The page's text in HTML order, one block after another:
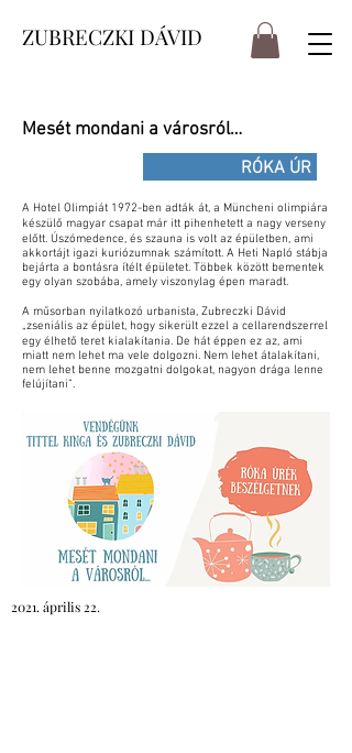
ZUBRECZKI DÁVID
Mesét mondani a városról…
RÓKA ÚR
A Hotel Olimpiát 1972-ben adták át, a Müncheni olimpiára
készülő magyar csapat már itt pihenhetett a nagy verseny
előtt. Úszómedence, és szauna is volt az épületben, ami
akkortájt igazi kuriózumnak számított. A Heti Napló stábja
bejárta a bontásra ítélt épületet. Többek között bementek
egy olyan szobába, amely viszonylag épen maradt.
A műsorban nyilatkozó urbanista, Zubreczki Dávid
„zseniális az épület, hogy sikerült ezzel a cellarendszerrel
egy élhető teret kialakítania. De hát éppen ez az, ami
miatt nem lehet ma vele dolgozni. Nem lehet átalakítani,
nem lehet benne mozgatni dolgokat, nagyon drága lenne
felújítani”.
2021. április 22.